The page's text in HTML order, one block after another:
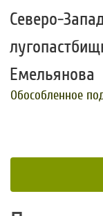
Северо-
Емельянова
Обособленное